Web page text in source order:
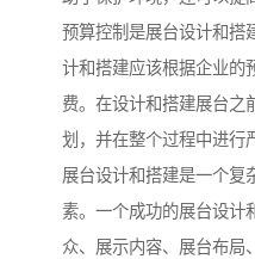
预算控制是展台设计和搭
计和搭建应该根据企业的
费。在设计和搭建展台之
划，并在整个过程中进行
展台设计和搭建是一个复
素。一个成功的展台设计
众、展示内容、展台布局